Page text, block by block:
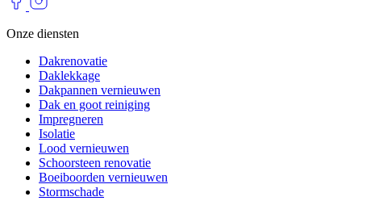
Onze diensten
Dakrenovatie
Daklekkage
Dakpannen vernieuwen
Dak en goot reiniging
Impregneren
Isolatie
Lood vernieuwen
Schoorsteen renovatie
Boeiboorden vernieuwen
Stormschade